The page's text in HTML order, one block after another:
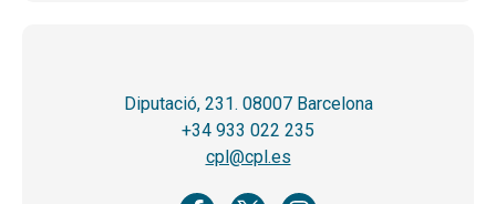
Diputació, 231. 08007 Barcelona
+34 933 022 235
cpl@cpl.es